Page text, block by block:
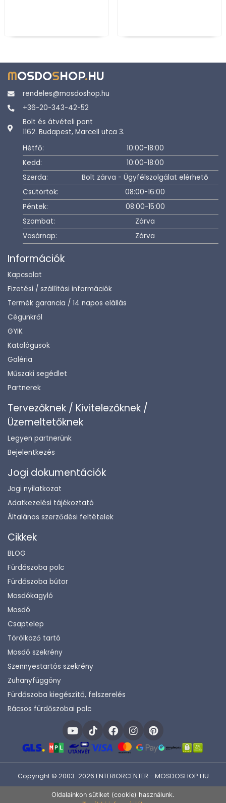
MOSDOSHOP.HU
rendeles@mosdoshop.hu
+36-20-343-42-52
Bolt és átvételi pont
1162. Budapest, Marcell utca 3.
Hétfő:
10:00-18:00
Kedd:
10:00-18:00
Szerda:
Bolt zárva - Ügyfélszolgálat elérhető
Csütörtök:
08:00-16:00
Péntek:
08:00-15:00
Szombat:
Zárva
Vasárnap:
Zárva
Információk
Kapcsolat
Fizetési / szállítási információk
Termék garancia / 14 napos elállás
Cégünkről
GYIK
Katalógusok
Galéria
Műszaki segédlet
Partnerek
Tervezőknek / Kivitelezőknek /
Üzemeltetőknek
Legyen partnerünk
Bejelentkezés
Jogi dokumentációk
Jogi nyilatkozat
Adatkezelési tájékoztató
Általános szerződési feltételek
Cikkek
BLOG
Fürdőszoba polc
Fürdőszoba bútor
Mosdókagyló
Mosdó
Csaptelep
Törölköző tartó
Mosdó szekrény
Szennyestartós szekrény
Zuhanyfüggöny
Fürdőszoba kiegészítő, felszerelés
Rácsos fürdőszobai polc
Copyright © 2003-2026 ENTERIORCENTER - MOSDOSHOP.HU
Oldalainkon sütiket (cookie) használunk.